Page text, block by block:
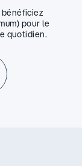
bénéficiez
pour le
quotidien.